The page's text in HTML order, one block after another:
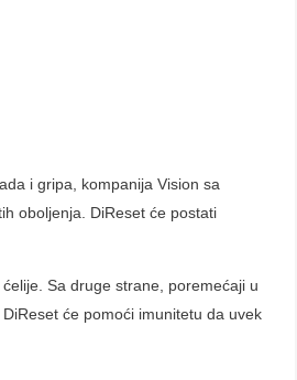
i gripa, kompanija Vision sa
oboljenja. DiReset će postati
Sa druge strane, poremećaji u
će pomoći imunitetu da uvek